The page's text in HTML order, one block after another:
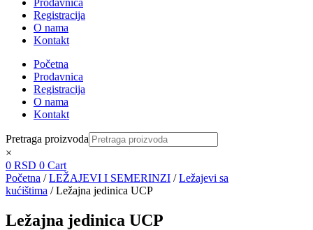
Prodavnica
Registracija
O nama
Kontakt
Početna
Prodavnica
Registracija
O nama
Kontakt
Pretraga proizvoda
×
0 RSD 0 Cart
Početna /LEŽAJEVI I SEMERINZI /Ležajevi sa
kućištima / Ležajna jedinica UCP
Ležajna jedinica UCP